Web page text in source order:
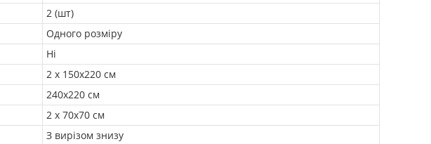
2 (шт)
Одного розміру
Ні
2 х 150х220 см
240х220 см
2 х 70х70 см
З вирізом знизу